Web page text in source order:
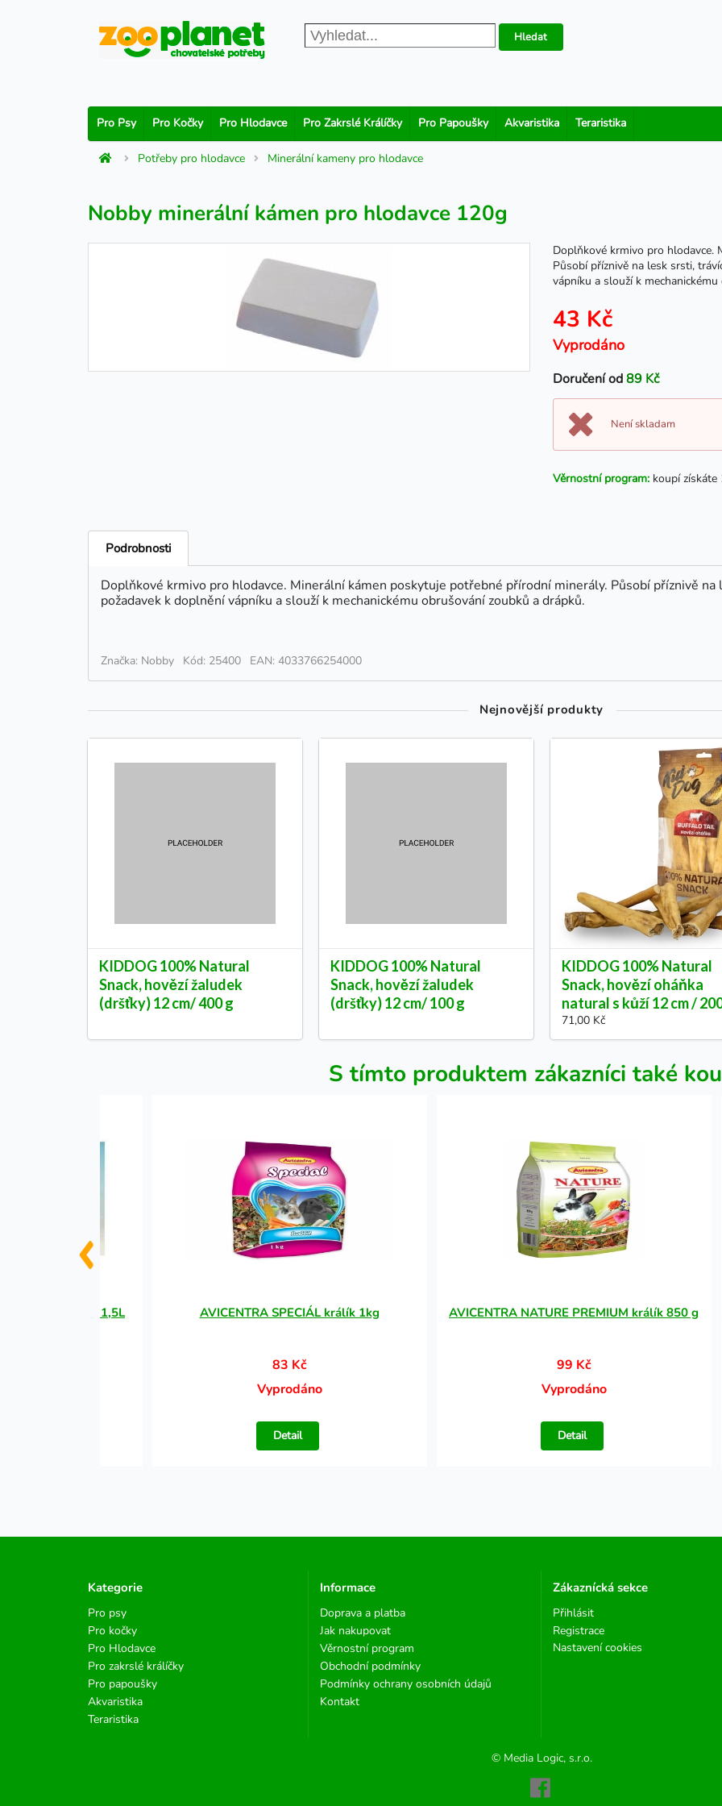
Hledat
Pro Psy Pro Kočky Pro Hlodavce Pro Zakrslé Králíčky Pro Papoušky Akvaristika Teraristika
Potřeby pro hlodavce Minerální kameny pro hlodavce
Nobby minerální kámen pro hlodavce 120g
Doplňkové krmivo pro hlodavce.
Působí příznivě na lesk srsti,
vápníku a slouží k
43 Kč
Vyprodáno
Doručení od89 Kč
Není skladam
Věrnostní program: koupí získáte
Podrobnosti
Doplňkové krmivo pro hlodavce. Minerální kámen poskytuje potřebné přírodní minerály. Působí příznivě
požadavek k doplnění vápníku a slouží k mechanickému obrušování zoubků a drápků.
Značka: Nobby Kód: 25400 EAN: 4033766254000
Nejnovější produkty
KIDDOG 100% Natural
Snack, hovězí žaludek
(dršťky) 12 cm/ 400 g
KIDDOG 100% Natural
Snack, hovězí žaludek
(dršťky) 12 cm/ 100 g
KIDDOG 100% Natural
Snack, hovězí oháňka
natural s kůží 12 cm /
71,00 Kč
S tímto produktem zákazníci také
I. 19x12x14 cm 1,5L AVICENTRA SPECIÁL králík 1kg
83 Kč
Vyprodáno
Detail
AVICENTRA NATURE PREMIUM králík 850 g
99 Kč
Vyprodáno
Detail
Kategorie
Pro psy
Pro kočky
Pro Hlodavce
Pro zakrslé králíčky
Pro papoušky
Akvaristika
Teraristika
Informace
Doprava a platba
Jak nakupovat
Věrnostní program
Obchodní podmínky
Podmínky ochrany osobních údajů
Kontakt
Zákaznícká sekce
Přihlásit
Registrace
Nastavení cookies
© Media Logic, s.r.o.